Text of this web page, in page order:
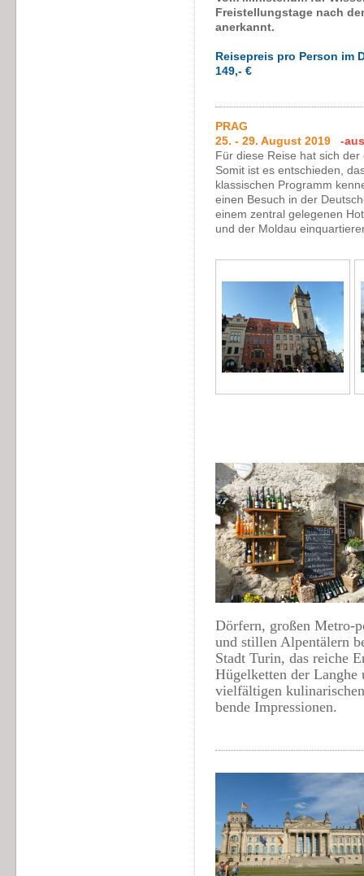
Freistellungstage nach
anerkannt.
Reisepreis pro Person im
149,- €
PRAG
25. - 29. August 2019
-
Für diese Reise hat sich
Somit ist es entschieden,
klassischen Programm
einen Besuch in der
einem zentral gelegenen
und der Moldau
Dörfern, großen Metro-
und stillen Alpentälern
Stadt Turin, das reiche
Hügelketten der
vielfältigen
bende Impressionen.